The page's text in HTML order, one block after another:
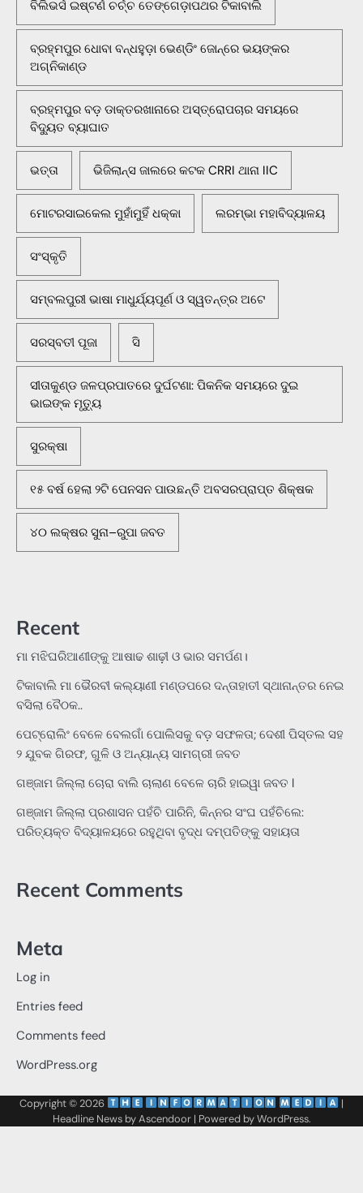
ବିଲିଭର୍ସ ଇଷ୍ଟର୍ଣ ଚର୍ଚ୍ଚ ତେଙ୍ଗେଡ଼ାପଥର ଟିକାବାଲି
ବ୍ରହ୍ମପୁର ଧୋବା ବନ୍ଧହୁଡ଼ା ଭେଣ୍ଡିଂ ଜୋନ୍‌ରେ ଭୟଙ୍କର
ଅଗ୍ନିକାଣ୍ଡ
ବ୍ରହ୍ମପୁର ବଡ଼ ଡାକ୍ତରଖାନାରେ ଅସ୍ତ୍ରୋପଚାର ସମୟରେ
ବିଦ୍ୟୁତ ବ୍ୟାଘାତ
ଭତ୍ତା ଭିଜିଲାନ୍ସ ଜାଲରେ କଟକ CRRI ଥାନା IIC
ମୋଟରସାଇକେଲ ମୁହାଁମୁହିଁ ଧକ୍କା ଲରମ୍ଭା ମହାବିଦ୍ୟାଳୟ
ସଂସ୍କୃତି
ସମ୍ବଲପୁରୀ ଭାଷା ମାଧୁର୍ଯ୍ୟପୂର୍ଣ ଓ ସ୍ୱତନ୍ତ୍ର ଅଟେ
ସରସ୍ବତୀ ପୂଜା ସି
ସୀତାକୁଣ୍ଡ ଜଳପ୍ରପାତରେ ଦୁର୍ଘଟଣା: ପିକନିକ ସମୟରେ ଦୁଇ
ଭାଇଙ୍କ ମୃତ୍ୟୁ
ସୁରକ୍ଷା
୧୫ ବର୍ଷ ହେଲା ୨ଟି ପେନସନ ପାଉଛନ୍ତି ଅବସରପ୍ରାପ୍ତ ଶିକ୍ଷକ
୪୦ ଲକ୍ଷର ସୁନା–ରୁପା ଜବତ
Recent
ମା ମଝିଘରିଆଣୀଙ୍କୁ ଆଷାଢ ଶାଢ଼ୀ ଓ ଭାର ସମର୍ପଣ।
ଟିକାବାଲି ମା ଭୈରବୀ କଲ୍ୟାଣୀ ମଣ୍ଡପରେ ଦନ୍ତାହାତୀ ସ୍ଥାନାନ୍ତର ନେଇ
ବସିଲା ବୈଠକ..
ପେଟ୍ରୋଲିଂ ବେଳେ ବେଲଗାଁ ପୋଲିସକୁ ବଡ଼ ସଫଳତା; ଦେଶୀ ପିସ୍ତଲ ସହ
୨ ଯୁବକ ଗିରଫ, ଗୁଳି ଓ ଅନ୍ୟାନ୍ୟ ସାମଗ୍ରୀ ଜବତ
ଗଞ୍ଜାମ ଜିଲ୍ଲା ଚୋରା ବାଲି ଚାଲାଣ ବେଳେ ଚାରି ହାଇୱା ଜବତ l
ଗଞ୍ଜାମ ଜିଲ୍ଲା ପ୍ରଶାସନ ପହଁଚି ପାରିନି, କିନ୍ନର ସଂଘ ପହଁଚିଲେ:
ପରିତ୍ୟକ୍ତ ବିଦ୍ୟାଳୟରେ ରହୁଥିବା ବୃଦ୍ଧ ଦମ୍ପତିଙ୍କୁ ସହାୟତା
Recent Comments
Meta
Log in
Entries feed
Comments feed
WordPress.org
Copyright © 2026
|
Headline News byAscendoor| Powered byWordPress.